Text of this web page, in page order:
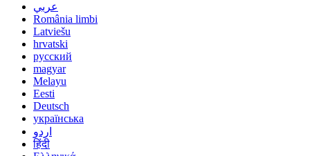
عربي
România limbi
Latviešu
hrvatski
русский
magyar
Melayu
Eesti
Deutsch
українська
اردو
हिंदी